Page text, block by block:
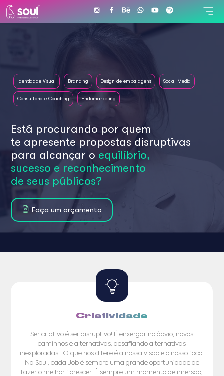
Identidade Visual Branding Design de embalagens Social Media
Consultoria e Coaching Endomarketing
Está procurando por quem
te apresente propostas disruptivas
para alcançar o equilíbrio,
sucesso e reconhecimento
de seus públicos?
Faça um orçamento
Criatividade
Ser criativo é ser disruptivo! É enxergar no óbvio, novos
caminhos e alternativas, desafiando alternativas
inexploradas. O que nos difere é a nossa visão e o nosso foco.
Na Soul, cada Job é sempre uma grande oportunidade de
fazer o melhor florescer. É sempre um momento de imersão,